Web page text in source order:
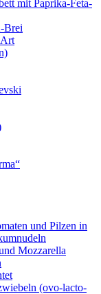
mit Paprika-Feta-
Brei
und Pilzen in
Mozzarella
(ovo-lacto-